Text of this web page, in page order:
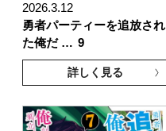
2026.3.12
勇者パーティーを追放され
た俺だ … 9
詳しく見る